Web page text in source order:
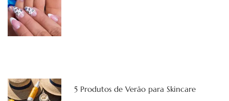
5 Produtos de Verão para Skincare